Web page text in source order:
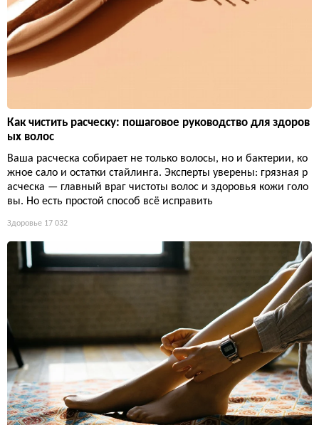
Как чистить расческу: пошаговое руководство для здоров
ых волос
Ваша расческа собирает не только волосы, но и бактерии, ко
жное сало и остатки стайлинга. Эксперты уверены: грязная р
асческа — главный враг чистоты волос и здоровья кожи голо
вы. Но есть простой способ всё исправить
Здоровье 17 032